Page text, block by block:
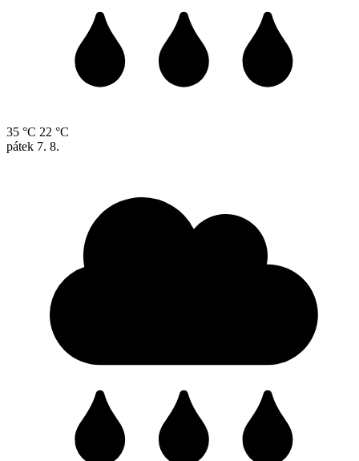
35 °C 22 °C
pátek 7. 8.